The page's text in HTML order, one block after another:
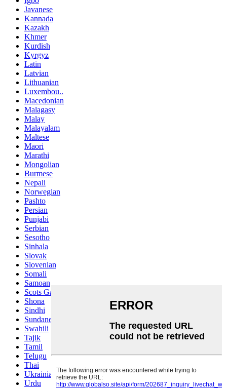
Javanese
Kannada
Kazakh
Khmer
Kurdish
Kyrgyz
Latin
Latvian
Lithuanian
Luxembou..
Macedonian
Malagasy
Malay
Malayalam
Maltese
Maori
Marathi
Mongolian
Burmese
Nepali
Norwegian
Pashto
Persian
Punjabi
Serbian
Sesotho
Sinhala
Slovak
Slovenian
Somali
Samoan
Scots Gaelic
Shona
Sindhi
Sundanese
Swahili
Tajik
Tamil
Telugu
Thai
Ukrainian
Urdu